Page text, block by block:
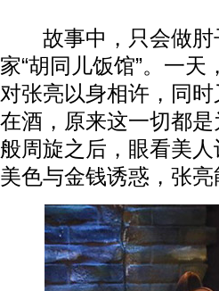
故事中，只会做肘
家“胡同儿饭馆”。一
对张亮以身相许，同
在酒，原来这一切都
般周旋之后，眼看美
美色与金钱诱惑，张